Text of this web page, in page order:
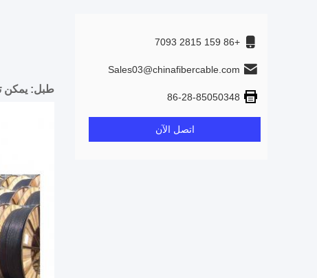
+86 159 2815 7093
Sales03@chinafibercable.com
86-28-85050348
اتصل الآن
طبل: يمكن